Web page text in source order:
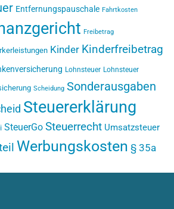
Entfernungspauschale Fahrtkosten
Freibetrag
Kinder Kinderfreibetrag
Lohnsteuer Lohnsteuer
Scheidung Sonderausgaben
Steuererklärung
SteuerGo Steuerrecht Umsatzsteuer
Werbungskosten § 35a